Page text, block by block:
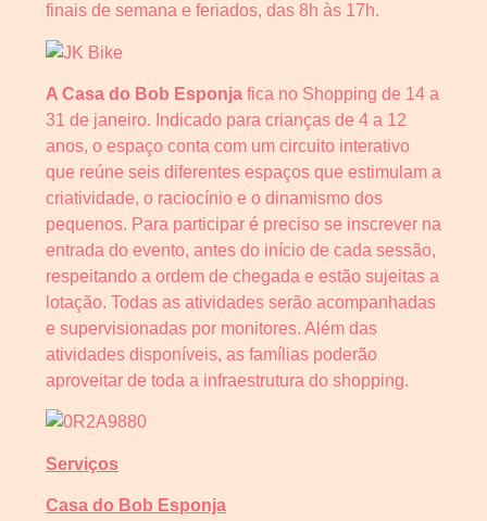
finais de semana e feriados, das 8h às 17h.
A Casa do Bob Esponja fica no Shopping de 14 a
31 de janeiro. Indicado para crianças de 4 a 12
anos, o espaço conta com um circuito interativo
que reúne seis diferentes espaços que estimulam a
criatividade, o raciocínio e o dinamismo dos
pequenos. Para participar é preciso se inscrever na
entrada do evento, antes do início de cada sessão,
respeitando a ordem de chegada e estão sujeitas a
lotação. Todas as atividades serão acompanhadas
e supervisionadas por monitores. Além das
atividades disponíveis, as famílias poderão
aproveitar de toda a infraestrutura do shopping.
Serviços
Casa do Bob Esponja